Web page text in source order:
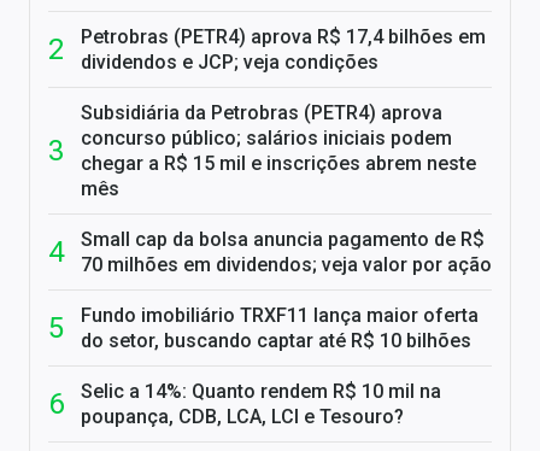
Petrobras (PETR4) aprova R$ 17,4 bilhões em
dividendos e JCP; veja condições
Subsidiária da Petrobras (PETR4) aprova
concurso público; salários iniciais podem
chegar a R$ 15 mil e inscrições abrem neste
mês
Small cap da bolsa anuncia pagamento de R$
70 milhões em dividendos; veja valor por ação
Fundo imobiliário TRXF11 lança maior oferta
do setor, buscando captar até R$ 10 bilhões
Selic a 14%: Quanto rendem R$ 10 mil na
poupança, CDB, LCA, LCI e Tesouro?